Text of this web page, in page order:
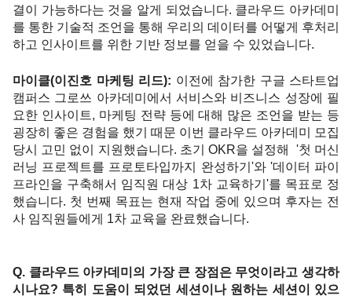
결이 가능하다는 것을 알게 되었습니다. 클라우드 아카데미
를 통한 기술적 조언을 통해 우리의 데이터를 어떻게 후처리
하고 인사이트를 위한 기반 정보를 얻을 수 있었습니다.
마이클(이진호 마케팅 리드): 이전에 참가한 구글 스타트업
캠퍼스 그로쓰 아카데미에서 서비스와 비즈니스 성장에 필
요한 인사이트, 마케팅 전략 등에 대해 많은 조언을 받는 등
굉장히 좋은 경험을 했기 때문 이번 클라우드 아카데미 모집
당시 고민 없이 지원했습니다. 초기 OKR을 설정해  '첫 머신
러닝 프로젝트를 프로토타입까지 완성하기'와 '데이터 파이
프라인을 구축해서 임직원 대상 1차 교육하기'를 목표로 정
했습니다. 첫 번째 목표는 현재 작업 중에 있으며 후자는 전
사 임직원들에게 1차 교육을 완료했습니다.
Q. 클라우드 아카데미의 가장 큰 장점은 무엇이라고 생각하
시나요? 특히 도움이 되었던 세션이나 원하는 세션이 있으